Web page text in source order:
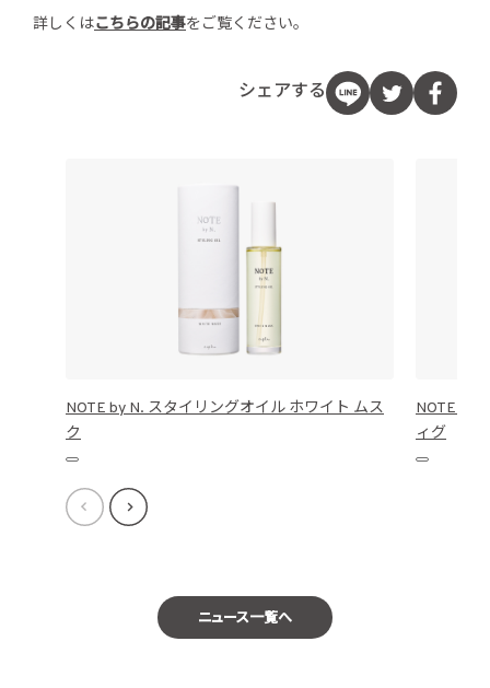
詳しくはこちらの記事をご覧ください。
シェアする
NOTE by N. スタイリングオイル ホワイト ムス
ク
NOTE by
ィグ
ニュース一覧へ